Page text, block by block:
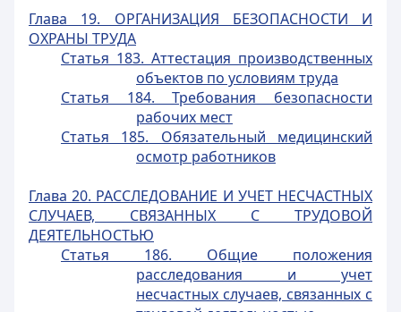
Глава 19. ОРГАНИЗАЦИЯ БЕЗОПАСНОСТИ И
ОХРАНЫ ТРУДА
Статья 183. Аттестация производственных
объектов по условиям труда
Статья 184. Требования безопасности
рабочих мест
Статья 185. Обязательный медицинский
осмотр работников
Глава 20. РАССЛЕДОВАНИЕ И УЧЕТ НЕСЧАСТНЫХ
СЛУЧАЕВ, СВЯЗАННЫХ С ТРУДОВОЙ
ДЕЯТЕЛЬНОСТЬЮ
Статья 186. Общие положения
расследования и учет
несчастных случаев, связанных с